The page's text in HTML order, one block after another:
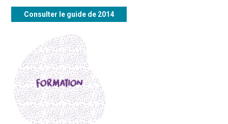
Consulter le guide de 2014